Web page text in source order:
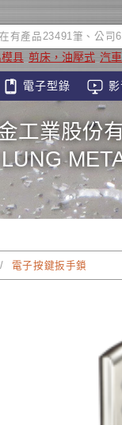
具 剪床，油壓式 汽
電子型錄
工業股份
電子按鍵扳手鎖